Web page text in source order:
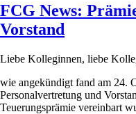
FCG News:
Vorstand
Liebe Kolleginnen, liebe
wie angekündigt fand am 24.
Personalvertretung und
Teuerungsprämie vereinbart